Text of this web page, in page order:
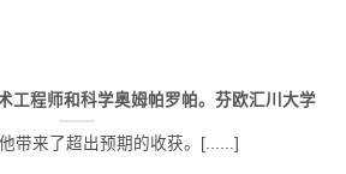
工程师和科学奥姆帕罗帕。芬欧汇川大学
带来了超出预期的收获。[......]